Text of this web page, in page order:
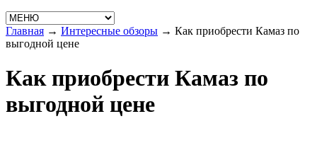
Главная → Интересные обзоры → Как приобрести Камаз по
выгодной цене
Как приобрести Камаз по
выгодной цене